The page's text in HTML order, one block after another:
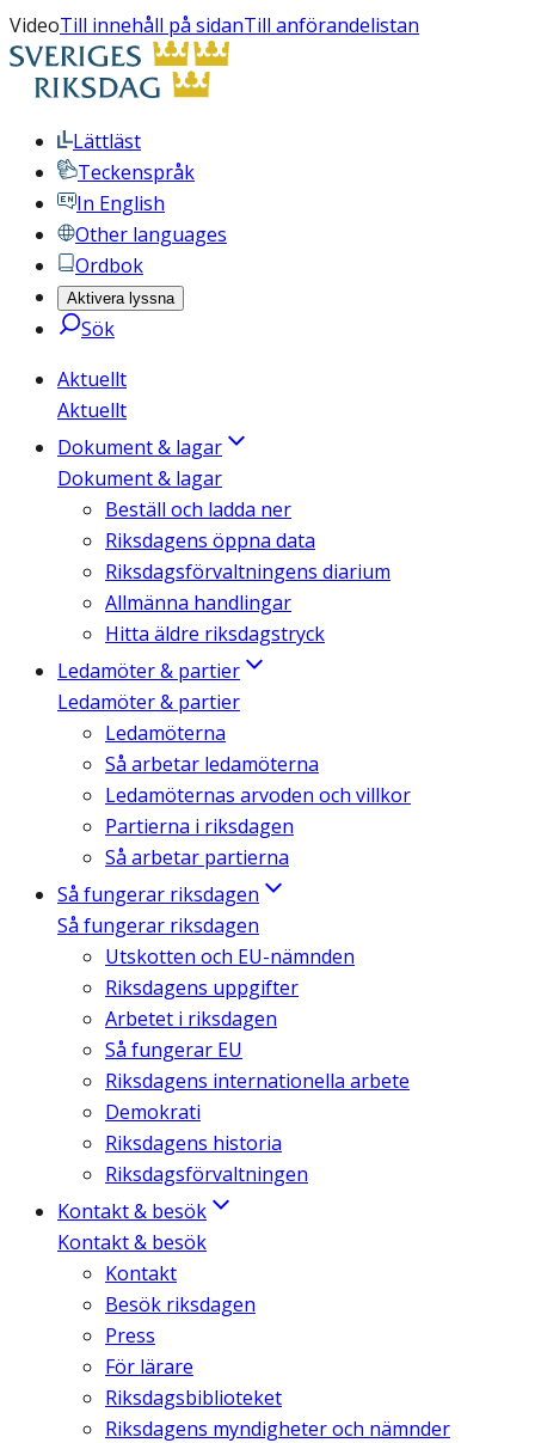
VideoTill innehåll på sidanTill anförandelistan
Lättläst
Teckenspråk
In English
Other languages
Ordbok
Aktivera lyssna
Sök
Aktuellt
Aktuellt
Dokument & lagar
Dokument & lagar
Beställ och ladda ner
Riksdagens öppna data
Riksdagsförvaltningens diarium
Allmänna handlingar
Hitta äldre riksdagstryck
Ledamöter & partier
Ledamöter & partier
Ledamöterna
Så arbetar ledamöterna
Ledamöternas arvoden och villkor
Partierna i riksdagen
Så arbetar partierna
Så fungerar riksdagen
Så fungerar riksdagen
Utskotten och EU-nämnden
Riksdagens uppgifter
Arbetet i riksdagen
Så fungerar EU
Riksdagens internationella arbete
Demokrati
Riksdagens historia
Riksdagsförvaltningen
Kontakt & besök
Kontakt & besök
Kontakt
Besök riksdagen
Press
För lärare
Riksdagsbiblioteket
Riksdagens myndigheter och nämnder